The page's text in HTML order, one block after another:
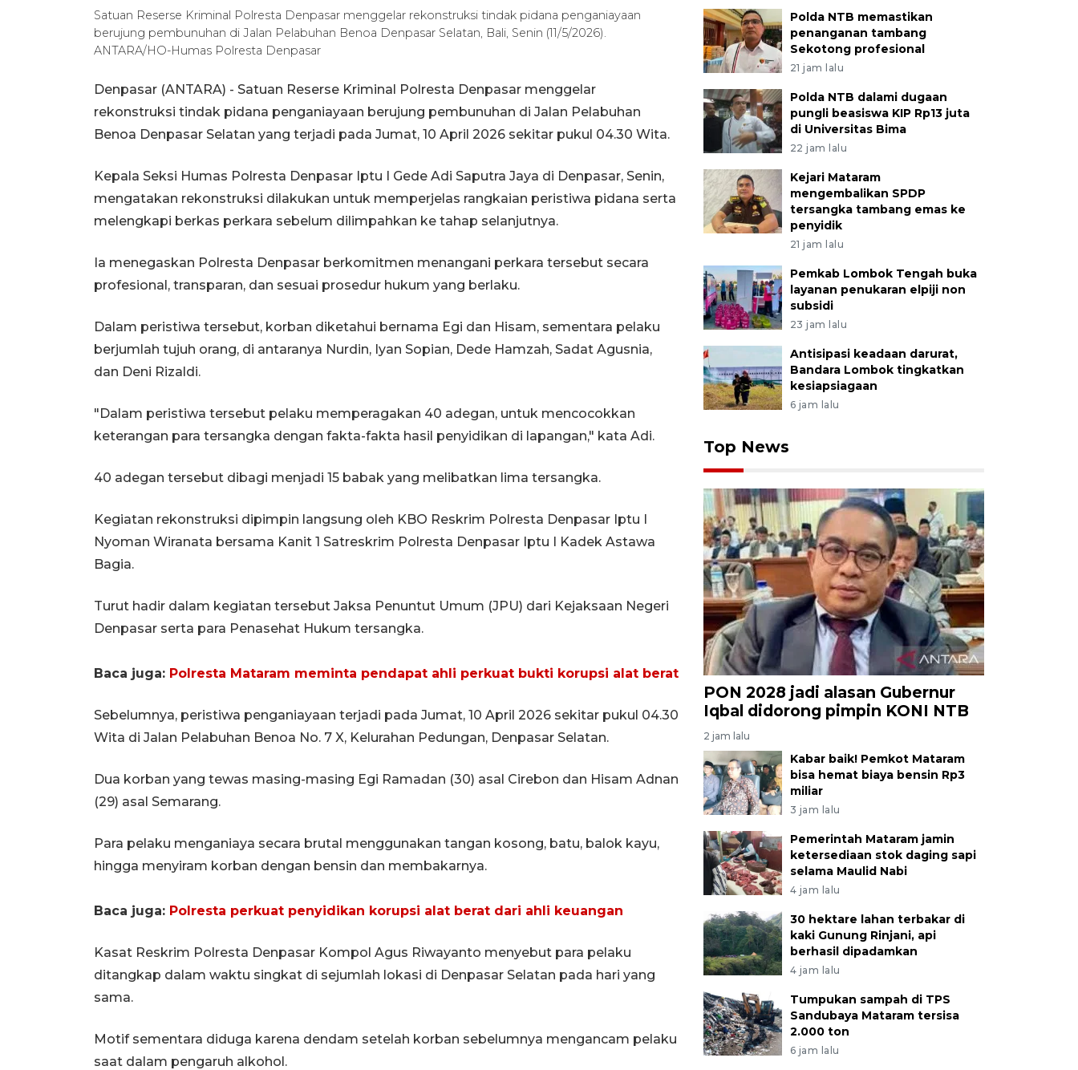
Satuan Reserse Kriminal Polresta Denpasar menggelar rekonstruksi tindak pidana penganiayaan
berujung pembunuhan di Jalan Pelabuhan Benoa Denpasar Selatan, Bali, Senin (11/5/2026).
ANTARA/HO-Humas Polresta Denpasar
Denpasar (ANTARA) - Satuan Reserse Kriminal Polresta Denpasar menggelar
rekonstruksi tindak pidana penganiayaan berujung pembunuhan di Jalan Pelabuhan
Benoa Denpasar Selatan yang terjadi pada Jumat, 10 April 2026 sekitar pukul 04.30 Wita.
Kepala Seksi Humas Polresta Denpasar Iptu I Gede Adi Saputra Jaya di Denpasar, Senin,
mengatakan rekonstruksi dilakukan untuk memperjelas rangkaian peristiwa pidana serta
melengkapi berkas perkara sebelum dilimpahkan ke tahap selanjutnya.
Ia menegaskan Polresta Denpasar berkomitmen menangani perkara tersebut secara
profesional, transparan, dan sesuai prosedur hukum yang berlaku.
Dalam peristiwa tersebut, korban diketahui bernama Egi dan Hisam, sementara pelaku
berjumlah tujuh orang, di antaranya Nurdin, Iyan Sopian, Dede Hamzah, Sadat Agusnia,
dan Deni Rizaldi.
"Dalam peristiwa tersebut pelaku memperagakan 40 adegan, untuk mencocokkan
keterangan para tersangka dengan fakta-fakta hasil penyidikan di lapangan," kata Adi.
40 adegan tersebut dibagi menjadi 15 babak yang melibatkan lima tersangka.
Kegiatan rekonstruksi dipimpin langsung oleh KBO Reskrim Polresta Denpasar Iptu I
Nyoman Wiranata bersama Kanit 1 Satreskrim Polresta Denpasar Iptu I Kadek Astawa
Bagia.
Turut hadir dalam kegiatan tersebut Jaksa Penuntut Umum (JPU) dari Kejaksaan Negeri
Denpasar serta para Penasehat Hukum tersangka.
Baca juga: Polresta Mataram meminta pendapat ahli perkuat bukti korupsi alat berat
Sebelumnya, peristiwa penganiayaan terjadi pada Jumat, 10 April 2026 sekitar pukul 04.30
Wita di Jalan Pelabuhan Benoa No. 7 X, Kelurahan Pedungan, Denpasar Selatan.
Dua korban yang tewas masing-masing Egi Ramadan (30) asal Cirebon dan Hisam Adnan
(29) asal Semarang.
Para pelaku menganiaya secara brutal menggunakan tangan kosong, batu, balok kayu,
hingga menyiram korban dengan bensin dan membakarnya.
Baca juga: Polresta perkuat penyidikan korupsi alat berat dari ahli keuangan
Kasat Reskrim Polresta Denpasar Kompol Agus Riwayanto menyebut para pelaku
ditangkap dalam waktu singkat di sejumlah lokasi di Denpasar Selatan pada hari yang
sama.
Motif sementara diduga karena dendam setelah korban sebelumnya mengancam pelaku
saat dalam pengaruh alkohol.
Polda NTB memastikan
penanganan tambang
Sekotong profesional
21 jam lalu
Polda NTB dalami dugaan
pungli beasiswa KIP Rp13 juta
di Universitas Bima
22 jam lalu
Kejari Mataram
mengembalikan SPDP
tersangka tambang emas ke
penyidik
21 jam lalu
Pemkab Lombok Tengah buka
layanan penukaran elpiji non
subsidi
23 jam lalu
Antisipasi keadaan darurat,
Bandara Lombok tingkatkan
kesiapsiagaan
6 jam lalu
Top News
PON 2028 jadi alasan Gubernur
Iqbal didorong pimpin KONI NTB
2 jam lalu
Kabar baik! Pemkot Mataram
bisa hemat biaya bensin Rp3
miliar
3 jam lalu
Pemerintah Mataram jamin
ketersediaan stok daging sapi
selama Maulid Nabi
4 jam lalu
30 hektare lahan terbakar di
kaki Gunung Rinjani, api
berhasil dipadamkan
4 jam lalu
Tumpukan sampah di TPS
Sandubaya Mataram tersisa
2.000 ton
6 jam lalu